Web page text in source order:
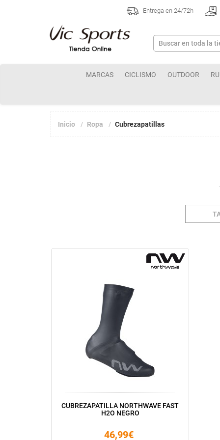
Entrega en 24/72h
MARCAS CICLISMO OUTDOOR
Inicio Ropa Cubrezapatillas
CUBREZAPATILLA NORTHWAVE FAST
H2O NEGRO
46,99€